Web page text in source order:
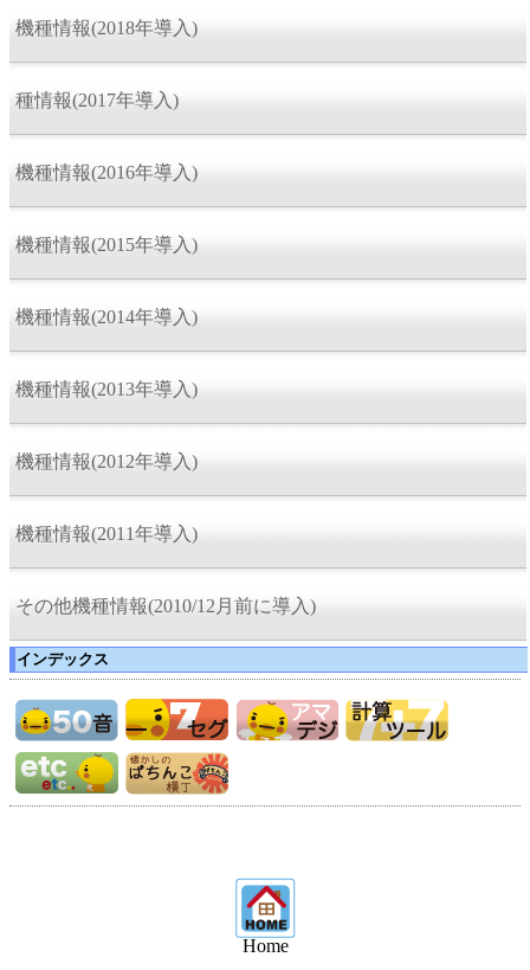
機種情報(2018年導入)
種情報(2017年導入)
機種情報(2016年導入)
機種情報(2015年導入)
機種情報(2014年導入)
機種情報(2013年導入)
機種情報(2012年導入)
機種情報(2011年導入)
その他機種情報(2010/12月前に導入)
インデックス
Home